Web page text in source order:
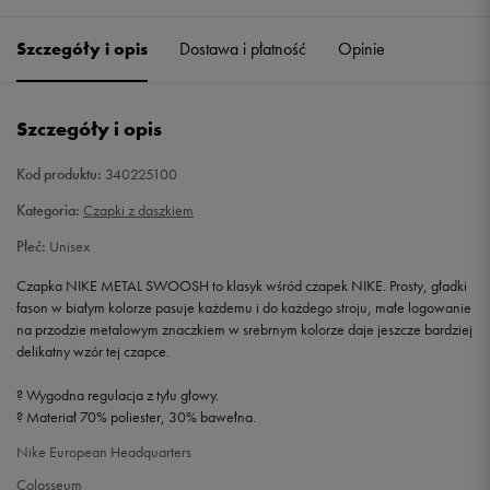
Szczegóły i opis Dostawa i płatność Opinie
Szczegóły i opis
Kod produktu: 340225100
Kategoria: Czapki z daszkiem
Płeć: Unisex
Czapka NIKE METAL SWOOSH to klasyk wśród czapek NIKE. Prosty, gładki
fason w białym kolorze pasuje każdemu i do każdego stroju, małe logowanie
na przodzie metalowym znaczkiem w srebrnym kolorze daje jeszcze bardziej
delikatny wzór tej czapce.
? Wygodna regulacja z tyłu głowy.
? Materiał 70% poliester, 30% bawełna.
Nike European Headquarters
Colosseum